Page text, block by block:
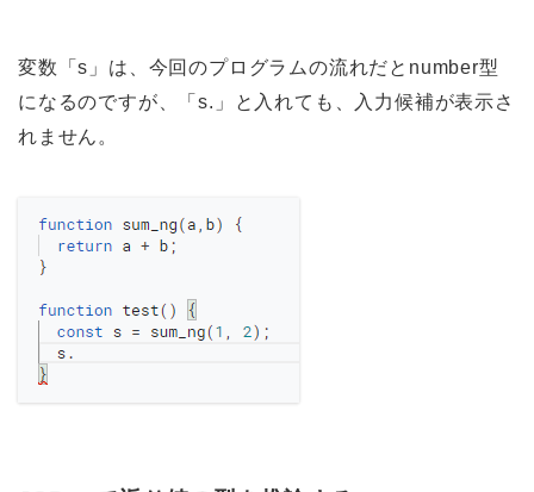
変数「s」は、今回のプログラムの流れだとnumber型
になるのですが、「s.」と入れても、入力候補が表示さ
れません。